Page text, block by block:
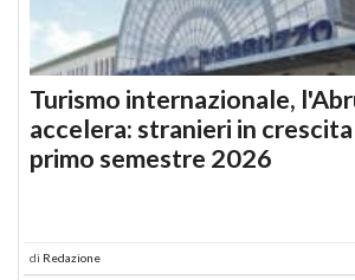
Turismo internazionale,
accelera: stranieri in
primo semestre 2026
di Redazione